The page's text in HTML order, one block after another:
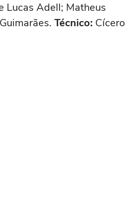
Lucas Adell; Matheus
Técnico: Cícero